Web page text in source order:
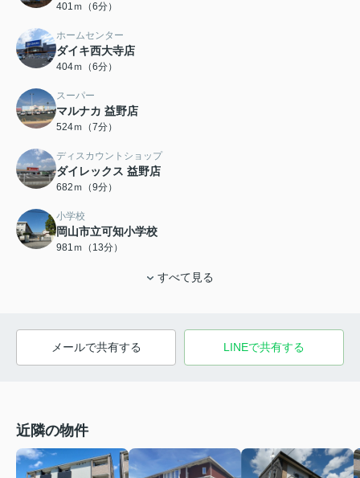
401ｍ（6分）
ホームセンター
ダイキ西大寺店
404ｍ（6分）
スーパー
マルナカ 益野店
524ｍ（7分）
ディスカウントショップ
ダイレックス 益野店
682ｍ（9分）
小学校
岡山市立可知小学校
981ｍ（13分）
すべて見る
メールで共有する LINEで共有する
近隣の物件